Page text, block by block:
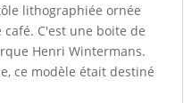
lithographiée ornée
C'est une boite de
Henri Wintermans.
ce modèle était destiné